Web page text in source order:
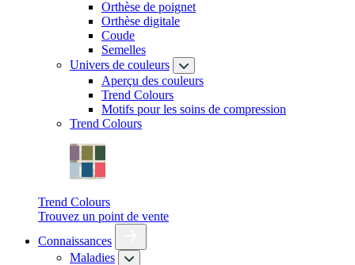
Orthèse de poignet
Orthèse digitale
Coude
Semelles
Univers de couleurs
Aperçu des couleurs
Trend Colours
Motifs pour les soins de compression
Trend Colours
Trend Colours
Trouvez un point de vente
Connaissances
Maladies